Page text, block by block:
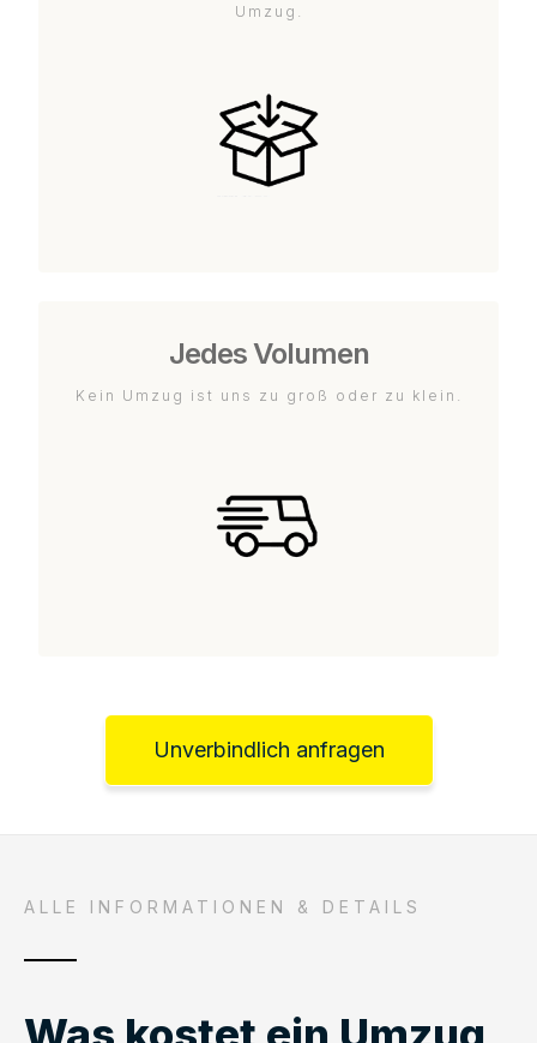
Umzug.
Jedes Volumen
Kein Umzug ist uns zu groß oder zu klein.
Unverbindlich anfragen
ALLE INFORMATIONEN & DETAILS